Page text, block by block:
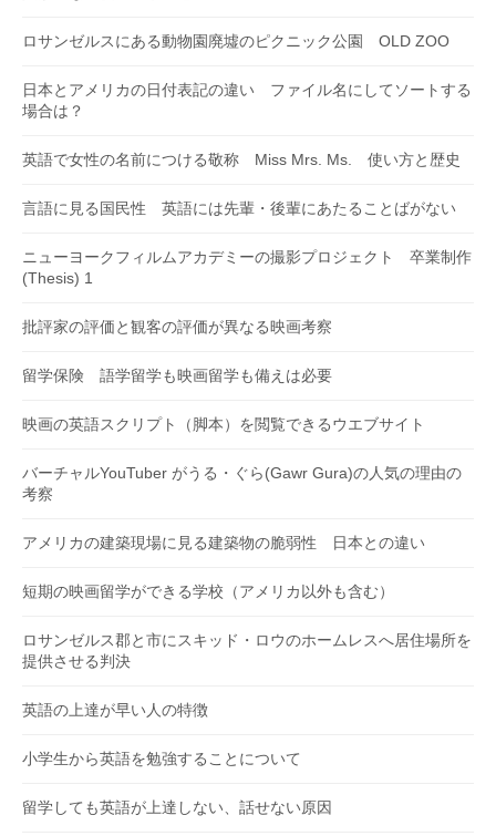
ロサンゼルスにある動物園廃墟のピクニック公園 OLD ZOO
日本とアメリカの日付表記の違い ファイル名にしてソートする
場合は？
英語で女性の名前につける敬称 Miss Mrs. Ms. 使い方と歴史
言語に見る国民性 英語には先輩・後輩にあたることばがない
ニューヨークフィルムアカデミーの撮影プロジェクト 卒業制作
(Thesis) 1
批評家の評価と観客の評価が異なる映画考察
留学保険 語学留学も映画留学も備えは必要
映画の英語スクリプト（脚本）を閲覧できるウエブサイト
バーチャルYouTuber がうる・ぐら(Gawr Gura)の人気の理由の
考察
アメリカの建築現場に見る建築物の脆弱性 日本との違い
短期の映画留学ができる学校（アメリカ以外も含む）
ロサンゼルス郡と市にスキッド・ロウのホームレスへ居住場所を
提供させる判決
英語の上達が早い人の特徴
小学生から英語を勉強することについて
留学しても英語が上達しない、話せない原因